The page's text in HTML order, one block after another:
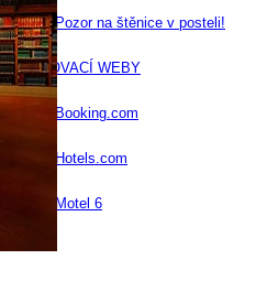
Pozor na štěnice v posteli!
UBYTOVACÍ WEBY
Booking.com
Hotels.com
Motel 6